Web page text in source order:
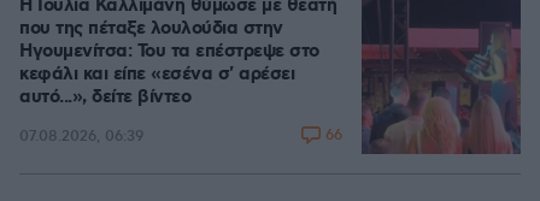
Η Ιουλία Καλλιμάνη θύμωσε με θεατή
που της πέταξε λουλούδια στην
Ηγουμενίτσα: Του τα επέστρεψε στο
κεφάλι και είπε «εσένα σ' αρέσει
αυτό...», δείτε βίντεο
07.08.2026, 06:39 66